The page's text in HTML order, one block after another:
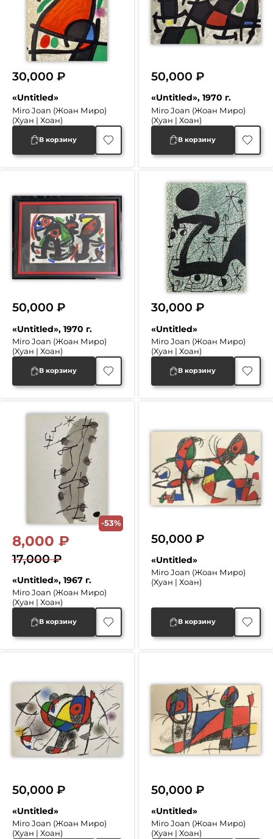
«Untitled»
Miro Joan (Жоан Миро)
(Хуан | Хоан)
30,000 ₽
В корзину
«Untitled», 1970 г.
Miro Joan (Жоан Миро)
(Хуан | Хоан)
50,000₽
В корзину
«Untitled», 1970 г.
Miro Joan (Жоан Миро)
(Хуан | Хоан)
50,000 ₽
В корзину
«Untitled»
Miro Joan (Жоан Миро)
(Хуан | Хоан)
30,000₽
В корзину
-53%
«Untitled», 1967 г.
Miro Joan (Жоан Миро)
(Хуан | Хоан)
17,000₽
Первоначальная
цена
составляла
17,000 ₽.
8,000 ₽
Текущая
цена:
8,000 ₽.
В корзину
«Untitled»
Miro Joan (Жоан Миро)
(Хуан | Хоан)
50,000₽
В корзину
«Untitled»
Miro Joan (Жоан Миро)
(Хуан | Хоан)
50,000 ₽
«Untitled»
Miro Joan (Жоан Миро)
(Хуан | Хоан)
50,000₽